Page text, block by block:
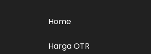
Home
Harga OTR